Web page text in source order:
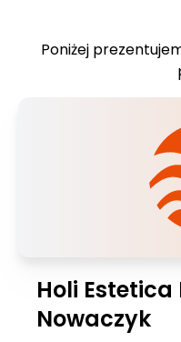
Poniżej
Holi
Nowaczyk